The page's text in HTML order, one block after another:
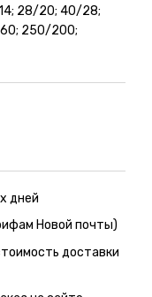
28/20; 40/28;
250/200;
дней
Новой почты)
доставки